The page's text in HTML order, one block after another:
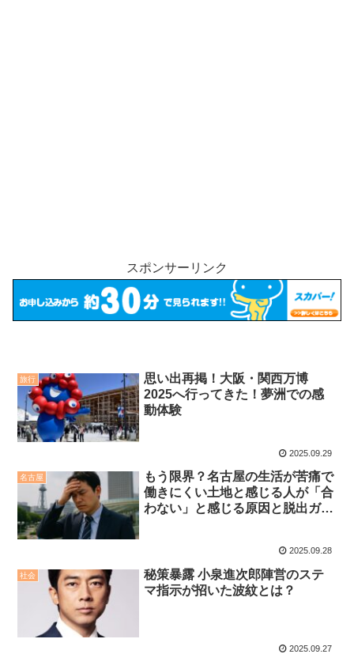
スポンサーリンク
旅行
思い出再掲！大阪・関西万博
2025へ行ってきた！夢洲での感
動体験
2025.09.29
名古屋
もう限界？名古屋の生活が苦痛で
働きにくい土地と感じる人が「合
わない」と感じる原因と脱出ガイ
2025.09.28
社会
秘策暴露 小泉進次郎陣営のステ
マ指示が招いた波紋とは？
2025.09.27